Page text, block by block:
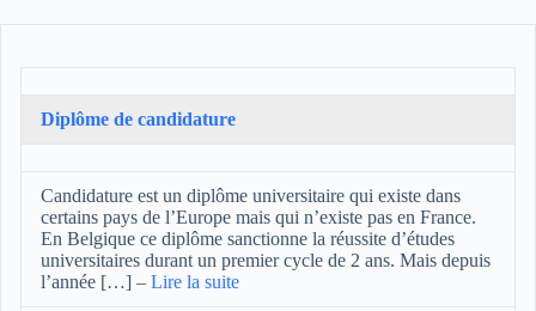
Diplôme de candidature
Candidature est un diplôme universitaire qui existe dans
certains pays de l’Europe mais qui n’existe pas en France.
En Belgique ce diplôme sanctionne la réussite d’études
universitaires durant un premier cycle de 2 ans. Mais depuis
l’année […] – Lire la suite